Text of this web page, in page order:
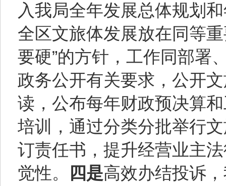
入我局全年发展总体规划
全区文旅体发展放在同等
要硬”的方针，工作同部署
政务公开有关要求，公开
读，公布每年财政预决算
培训，通过分类分批举行
订责任书，提升经营业主
觉性。
四是高效办结投诉